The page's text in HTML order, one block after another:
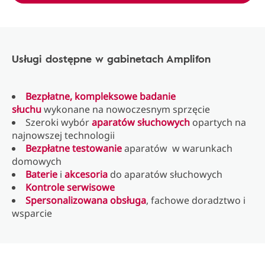
Usługi dostępne w gabinetach Amplifon
Bezpłatne, kompleksowe badanie
słuchuwykonane na nowoczesnym sprzęcie
Szeroki wybóraparatów słuchowych opartych na
najnowszej technologii
Bezpłatne testowanieaparatów w warunkach
domowych
Baterie i akcesoria do aparatów słuchowych
Kontrole serwisowe
Spersonalizowana obsługa, fachowe doradztwo i
wsparcie